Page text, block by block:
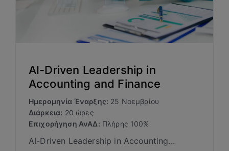
AI-Driven Leadership in
Accounting and Finance
Ημερομηνία Έναρξης: 25 Νοεμβρίου
Διάρκεια: 20 ώρες
Επιχορήγηση ΑνΑΔ: Πλήρης 100%
AI-Driven Leadership in Accounting...